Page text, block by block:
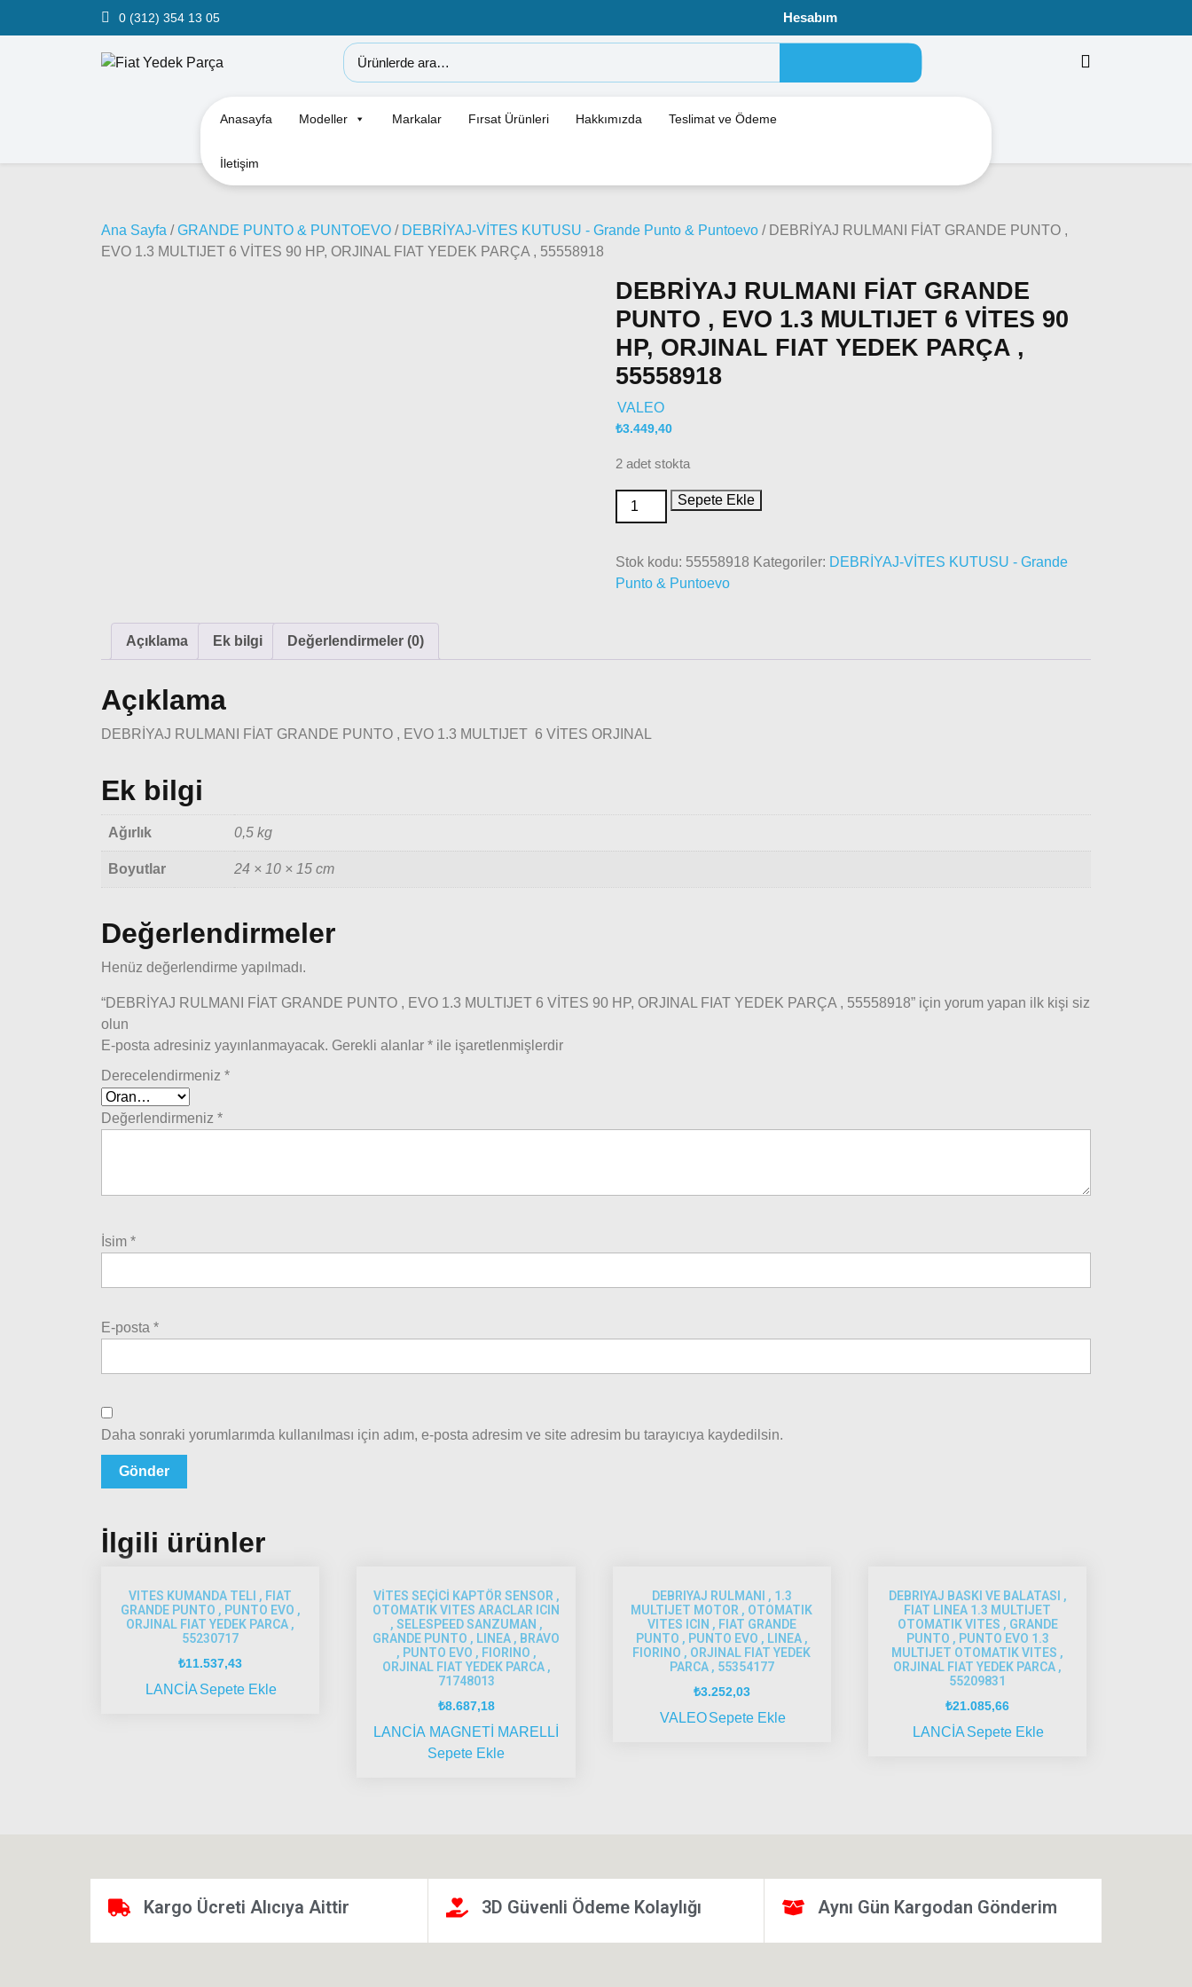
0 (312) 354 13 05 Hesabım
Anasayfa Modeller Markalar Fırsat Ürünleri Hakkımızda Teslimat ve Ödeme
İletişim
Ana Sayfa /GRANDE PUNTO & PUNTOEVO / DEBRİYAJ-VİTES KUTUSU - Grande Punto & Puntoevo / DEBRİYAJ RULMANI FİAT GRANDE PUNTO ,
EVO 1.3 MULTIJET 6 VİTES 90 HP, ORJINAL FIAT YEDEK PARÇA , 55558918
DEBRİYAJ RULMANI FİAT GRANDE
PUNTO , EVO 1.3 MULTIJET 6 VİTES 90
HP, ORJINAL FIAT YEDEK PARÇA ,
55558918
VALEO
₺3.449,40
2 adet stokta
Sepete Ekle
Stok kodu: 55558918 Kategoriler: DEBRİYAJ-VİTES KUTUSU - Grande
Punto & Puntoevo
Açıklama Ek bilgi Değerlendirmeler (0)
Açıklama
DEBRİYAJ RULMANI FİAT GRANDE PUNTO , EVO 1.3 MULTIJET 6 VİTES ORJINAL
Ek bilgi
Ağırlık 0,5 kg
Boyutlar 24 × 10 × 15 cm
Değerlendirmeler
Henüz değerlendirme yapılmadı.
“DEBRİYAJ RULMANI FİAT GRANDE PUNTO , EVO 1.3 MULTIJET 6 VİTES 90 HP, ORJINAL FIAT YEDEK PARÇA , 55558918” için yorum yapan ilk kişi siz
olun
E-posta adresiniz yayınlanmayacak. Gerekli alanlar * ile işaretlenmişlerdir
Derecelendirmeniz *
Değerlendirmeniz *
İsim *
E-posta *
Daha sonraki yorumlarımda kullanılması için adım, e-posta adresim ve site adresim bu tarayıcıya kaydedilsin.
İlgili ürünler
VITES KUMANDA TELI , FIAT
GRANDE PUNTO , PUNTO EVO ,
ORJINAL FIAT YEDEK PARCA ,
55230717
₺11.537,43
LANCİA Sepete Ekle
VİTES SEÇİCİ KAPTÖR SENSOR ,
OTOMATIK VITES ARACLAR ICIN
, SELESPEED SANZUMAN ,
GRANDE PUNTO , LINEA , BRAVO
, PUNTO EVO , FIORINO ,
ORJINAL FIAT YEDEK PARCA ,
71748013
₺8.687,18
LANCİA MAGNETİ MARELLİ
Sepete Ekle
DEBRIYAJ RULMANI , 1.3
MULTIJET MOTOR , OTOMATIK
VITES ICIN , FIAT GRANDE
PUNTO , PUNTO EVO , LINEA ,
FIORINO , ORJINAL FIAT YEDEK
PARCA , 55354177
₺3.252,03
VALEOSepete Ekle
DEBRIYAJ BASKI VE BALATASI ,
FIAT LINEA 1.3 MULTIJET
OTOMATIK VITES , GRANDE
PUNTO , PUNTO EVO 1.3
MULTIJET OTOMATIK VITES ,
ORJINAL FIAT YEDEK PARCA ,
55209831
₺21.085,66
LANCİA Sepete Ekle
Kargo Ücreti Alıcıya Aittir 3D Güvenli Ödeme Kolaylığı Aynı Gün Kargodan Gönderim